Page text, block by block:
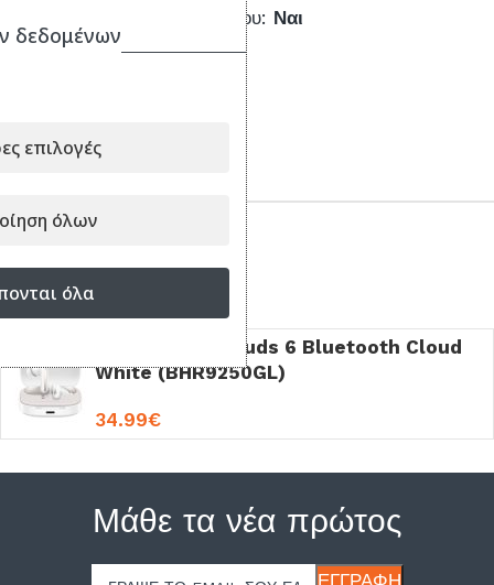
Μείωση Θορύβου Μικροφώνου: Ναι
Εγγύηση: 1 έτος
ΣΥΝΔΥΑΣΕ ΤΟ ΜΕ...
Είδατε πρόσφατα
Xiaomi Redmi Buds 6 Bluetooth Cloud
White (BHR9250GL)
34.99€
Μάθε τα νέα πρώτος
δεδομένων
επιλογές
όλων
όλα